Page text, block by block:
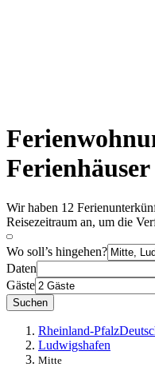
Wir haben 12
Reisezeitraum an, um die
Wo soll’s hingehen?
Daten
Gäste
Suchen
Rheinland-Pfalz
Ludwigshafen
Mitte